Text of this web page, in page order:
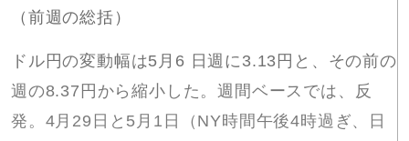
（前週の総括）
ドル円の変動幅は5月6 日週に3.13円と、その前の
週の8.37円から縮小した。週間ベースでは、反
発。4月29日と5月1日（NY時間午後4時過ぎ、日